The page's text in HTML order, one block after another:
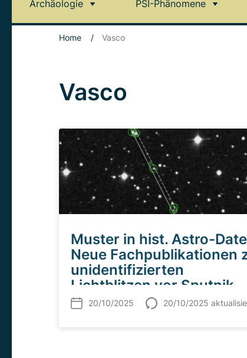
Archäologie PSI-Phänomene
Home / Vasco
Vasco
Muster in hist. Astro-
Neue Fachpublikationen
unidentifizierten
Lichtblitzen vor Sputnik
20/10/2025 20/10/2025